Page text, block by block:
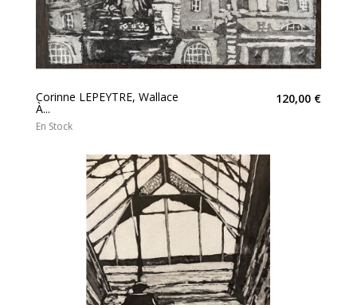
Corinne LEPEYTRE, Wallace
À...
120,00 €
En Stock